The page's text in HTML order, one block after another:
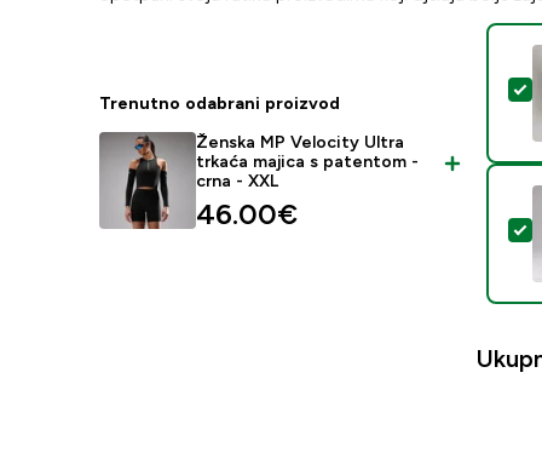
Trenutno odabrani proizvod
Ženska MP Velocity Ultra
trkaća majica s patentom -
crna - XXL
46.00€‎